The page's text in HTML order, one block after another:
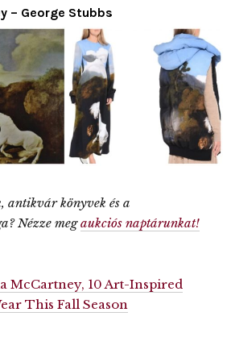
– George Stubbs
antikvár könyvek és a
Nézze megaukciós naptárunkat!
McCartney, 10 Art-Inspired
This Fall Season